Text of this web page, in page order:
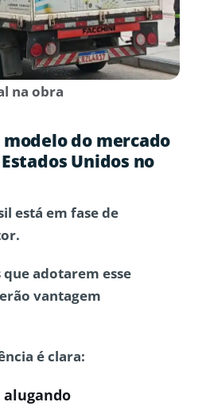
na obra
do mercado
Unidos no
está em fase de
que adotarem esse
vantagem
é clara:
alugando